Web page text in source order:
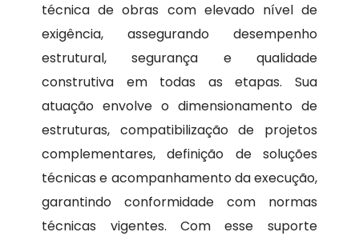
técnica de obras com elevado nível de
exigência, assegurando desempenho
estrutural, segurança e qualidade
construtiva em todas as etapas. Sua
atuação envolve o dimensionamento de
estruturas, compatibilização de projetos
complementares, definição de soluções
técnicas e acompanhamento da execução,
garantindo conformidade com normas
técnicas vigentes. Com esse suporte